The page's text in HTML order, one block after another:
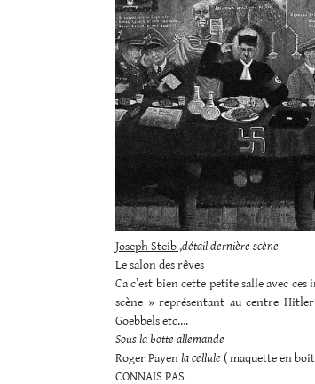
Joseph Steib ,détail dernière scène
Le salon des rêves
Ca c’est bien cette petite salle avec
scène » représentant au centre
Goebbels etc….
Sous la botte allemande
Roger Payenla cellule ( maquette en
CONNAIS PAS